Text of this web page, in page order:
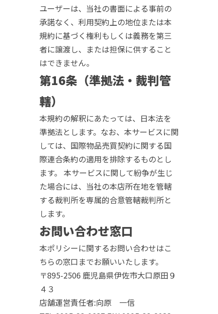
ユーザーは、当社の書面による事前の
承諾なく、利用契約上の地位または本
規約に基づく権利もしくは義務を第三
者に譲渡し、または担保に供すること
はできません。
第16条（準拠法・裁判管
轄）
本規約の解釈にあたっては、日本法を
準拠法とします。なお、本サービスに関
しては、国際物品売買契約に関する国
際連合条約の適用を排除するものとし
ます。 本サービスに関して紛争が生じ
た場合には、当社の本店所在地を管轄
する裁判所を専属的合意管轄裁判所と
します。
お問い合わせ窓口
本ポリシーに関するお問い合わせはこ
ちらの窓口までお願いいたします。
〒895-2506 鹿児島県伊佐市大口原田９
４３
店舗運営責任者:向原 一信